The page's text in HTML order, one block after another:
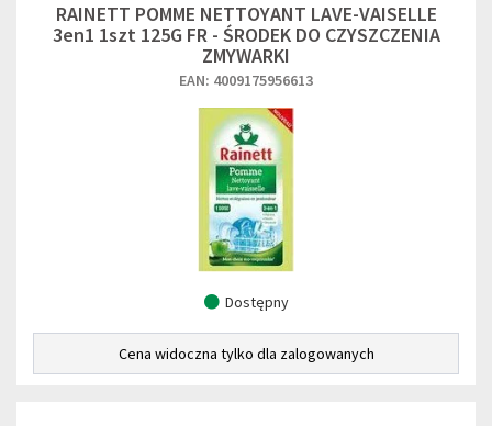
RAINETT POMME NETTOYANT LAVE-VAISELLE
3en1 1szt 125G FR - ŚRODEK DO CZYSZCZENIA
ZMYWARKI
EAN: 4009175956613
Dostępny
Cena widoczna tylko dla zalogowanych